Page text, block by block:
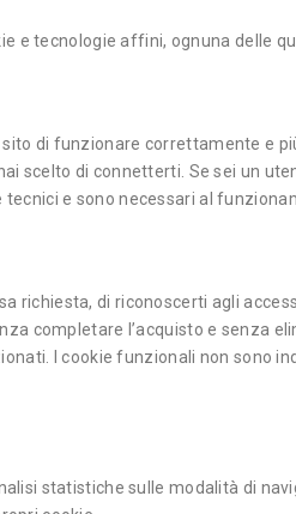
e tecnologie affini, ognuna delle
di funzionare correttamente e
scelto di connetterti. Se sei un
e sono necessari al
richiesta, di riconoscerti agli
completare l’acquisto e senza
I cookie funzionali non sono
statistiche sulle modalità di